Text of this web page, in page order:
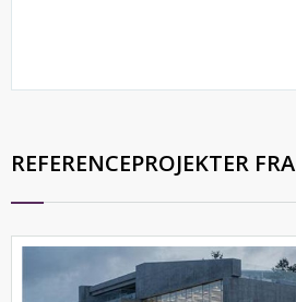
REFERENCEPROJEKTER FRA